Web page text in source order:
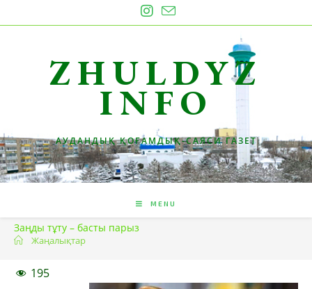
to
ZHULDYZ
INFO
АУДАНДЫҚ ҚОҒАМДЫҚ-САЯСИ ГАЗЕТ
MENU
Заңды тұту – басты парыз
Жаңалықтар
195